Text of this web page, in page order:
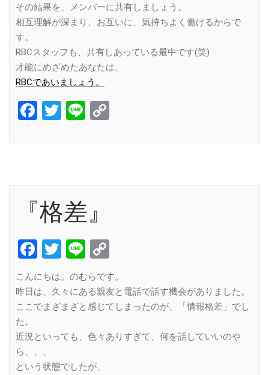
その結果を、メンバーに共有しましょう。
相互理解が深まり、お互いに、気持ちよく働けるからで
す。
RBCスタッフも、共有しあっている最中です(笑)
才能にめざめたあなたは、
RBCであいましょう。
Facebook
Twitter
Line
『格差』
Facebook
Twitter
Line
Link
こんにちは。のむらです。
昨日は、久々にある親友と電話で話す機会がありました。
ここでまざまざと感じてしまったのが、「情報格差」でし
た。
近況といっても、色々ありすぎて、何を話していいのや
ら、、、
という状態でしたが、